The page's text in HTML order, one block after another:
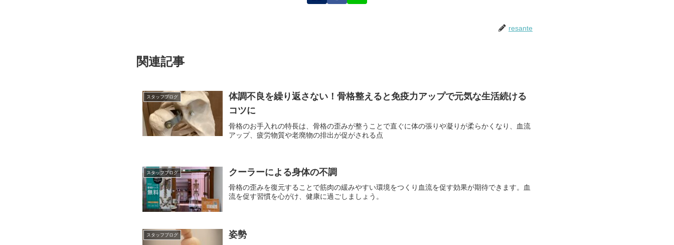
resante
関連記事
スタッフブログ
体調不良を繰り返さない！骨格整えると免疫力アップで元気な生活続ける
コツに
骨格のお手入れの特長は、骨格の歪みが整うことで直ぐに体の張りや凝りが柔らかくなり、血流
アップ、疲労物質や老廃物の排出が促がされる点
スタッフブログ クーラーによる身体の不調
骨格の歪みを復元することで筋肉の緩みやすい環境をつくり血流を促す効果が期待できます。血
流を促す習慣を心がけ、健康に過ごしましょう。
スタッフブログ 姿勢